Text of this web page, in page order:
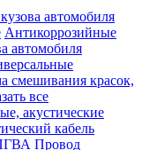
автомобиля
Антикоррозийные
автомобиля
смешивания красок,
все
акустические
кабель
Провод